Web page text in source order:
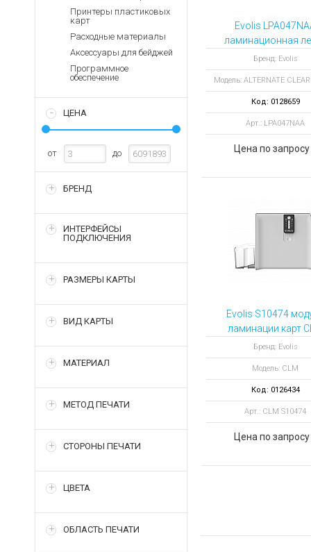
Терминалы
Архивные
товары
Зарядные устройства
Архивные товары
Принтеры пластиковых
карт
Расходные материалы
Аксессуары для бейджей
Программное
обеспечение
ЦЕНА
от до
БРЕНД
ИНТЕРФЕЙСЫ
ПОДКЛЮЧЕНИЯ
РАЗМЕРЫ КАРТЫ
ВИД КАРТЫ
МАТЕРИАЛ
МЕТОД ПЕЧАТИ
СТОРОНЫ ПЕЧАТИ
ЦВЕТА
ОБЛАСТЬ ПЕЧАТИ
Evolis
ламинационная
ALTERNATE
PATCH 1.0 MIL
отпечатков
Бренд: Evolis
Модель: ALTERNATE
Код: 0128659
Арт.: LPA047NAA
Цена по запросу
Evolis S10474
ламинации карт
для принтера
Бренд: Evolis
Модель: CLM
Код: 0126434
Арт.: CLM S10474
Цена по запросу